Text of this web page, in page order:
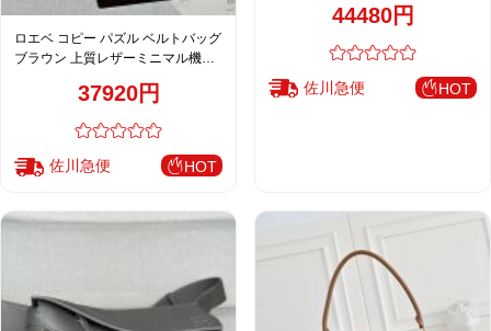
ロエベ コピー パズル ベルトバッグ
ブラウン 上質レザーミニマル機能
37920円
佐川急便 HOT
44480円
佐川急便 HOT